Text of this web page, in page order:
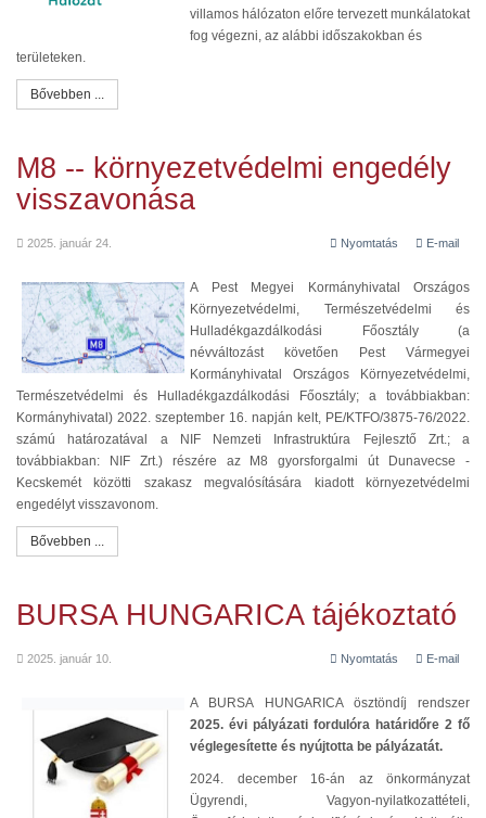
villamos hálózaton előre tervezett munkálatokat
fog végezni, az alábbi időszakokban és
területeken.
Bővebben ...
M8 -- környezetvédelmi engedély
visszavonása
Nyomtatás E-mail
2025. január 24.
A Pest Megyei Kormányhivatal Országos
Környezetvédelmi, Természetvédelmi és
Hulladékgazdálkodási Főosztály (a
névváltozást követően Pest Vármegyei
Kormányhivatal Országos Környezetvédelmi,
Természetvédelmi és Hulladékgazdálkodási Főosztály; a továbbiakban:
Kormányhivatal) 2022. szeptember 16. napján kelt, PE/KTFO/3875-76/2022.
számú határozatával a NIF Nemzeti Infrastruktúra Fejlesztő Zrt.; a
továbbiakban: NIF Zrt.) részére az M8 gyorsforgalmi út Dunavecse -
Kecskemét közötti szakasz megvalósítására kiadott környezetvédelmi
engedélyt visszavonom.
Bővebben ...
BURSA HUNGARICA tájékoztató
Nyomtatás E-mail
2025. január 10.
A BURSA HUNGARICA ösztöndíj rendszer
2025. évi pályázati fordulóra határidőre 2 fő
véglegesítette és nyújtotta be pályázatát.
2024. december 16-án az önkormányzat
Ügyrendi, Vagyon-nyilatkozattételi,